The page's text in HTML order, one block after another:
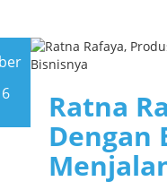
Ratna
Dengan